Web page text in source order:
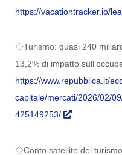
https://vacationtracker.io/
◇Turismo: quasi 240
13,2% di impatto
https://www.repubblica.it/
capitale/mercati/2026/02/
425149253/
◇Conto satellite del turismo